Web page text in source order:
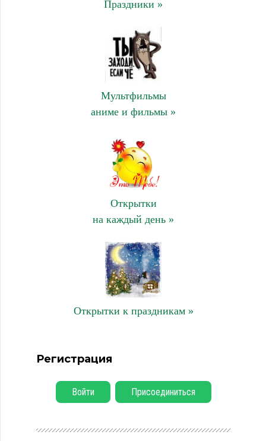
Праздники »
Мультфильмы
аниме и фильмы »
Открытки
на каждый день »
Открытки к праздникам »
Регистрация
Войти Присоединиться